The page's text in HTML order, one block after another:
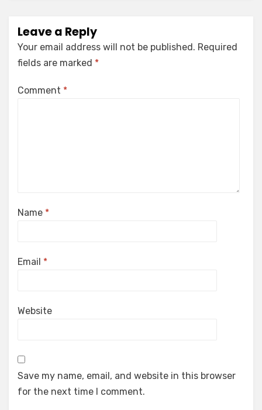
Leave a Reply
Your email address will not be published. Required
fields are marked *
Comment *
Name *
Email *
Website
Save my name, email, and website in this browser
for the next time I comment.